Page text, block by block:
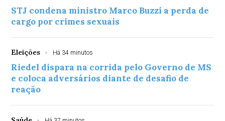
STJ condena ministro Marco Buzzi a perda de
cargo por crimes sexuais
Eleições Há 34 minutos
Riedel dispara na corrida pelo Governo de MS
e coloca adversários diante de desafio de
reação